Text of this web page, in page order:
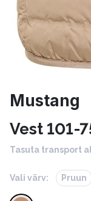
Mustang
Vest 101-
Tasuta transport
Vali värv: Pruun